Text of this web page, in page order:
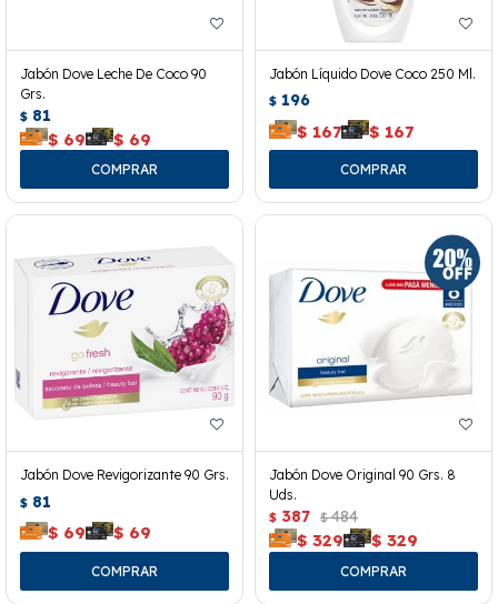
Jabón Dove Leche De Coco 90
Grs.
$ 81
$ 69 $ 69
Jabón Líquido Dove Coco 250 Ml.
$ 196
$ 167 $ 167
Jabón Dove Revigorizante 90 Grs.
$ 81
$ 69 $ 69
Jabón Dove Original 90 Grs. 8
Uds.
$ 387 $ 484
$ 329 $ 329